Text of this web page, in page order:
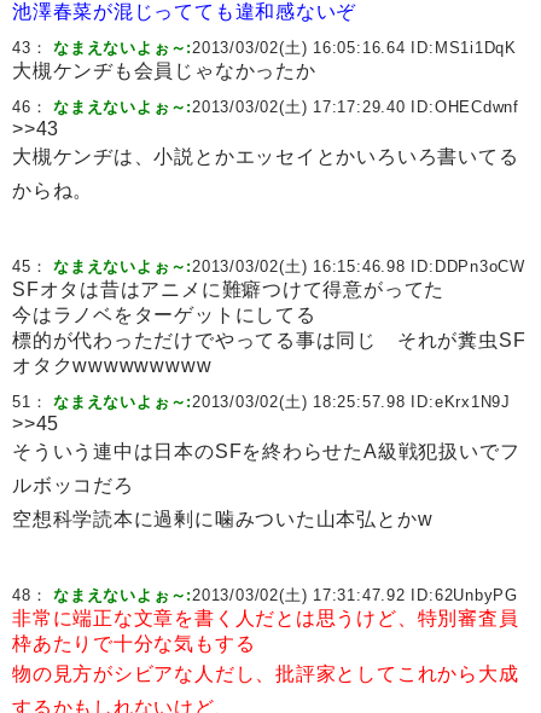
池澤春菜が混じってても違和感ないぞ
43：なまえないよぉ～:2013/03/02(土) 16:05:16.64 ID: MS1i1DqK
大槻ケンヂも会員じゃなかったか
46：なまえないよぉ～:2013/03/02(土) 17:17:29.40 ID:OHECdwnf
>>43
大槻ケンヂは、小説とかエッセイとかいろいろ書いてる
からね。
45：なまえないよぉ～:2013/03/02(土) 16:15:46.98 ID: DDPn3oCW
SFオタは昔はアニメに難癖つけて得意がってた
今はラノベをターゲットにしてる
標的が代わっただけでやってる事は同じ それが糞虫SF
オタクwwwwwwwww
51：なまえないよぉ～:2013/03/02(土) 18:25:57.98 ID:eKrx1N9J
>>45
そういう連中は日本のSFを終わらせたA級戦犯扱いでフ
ルボッコだろ
空想科学読本に過剰に噛みついた山本弘とかw
48：なまえないよぉ～:2013/03/02(土) 17:31:47.92 ID:62UnbyPG
非常に端正な文章を書く人だとは思うけど、特別審査員
枠あたりで十分な気もする
物の見方がシビアな人だし、批評家としてこれから大成
するかもしれないけど、